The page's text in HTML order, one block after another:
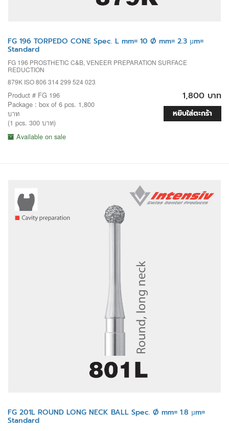
FG 196 TORPEDO CONE Spec. L mm= 10 Ø mm= 2.3 µm=
Standard
FG 196 PROSTHETIC C&B, VENEER PREPARATION SURFACE
REDUCTION
879K ISO 806 314 299 524 023
Product # FG 196
Package : box of 6 pcs. 1,800
บาท
(1 pcs. 300 บาท)
Available on sale
1,800 บาท
หยิบใส่ตะกร้า
FG 201L ROUND LONG NECK BALL Spec. Ø mm= 1.8 µm=
Standard